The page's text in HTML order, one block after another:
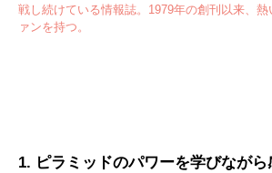
戦し続けている情報誌。1979年の創刊以来、熱
ァンを持つ。
1. ピラミッドのパワーを学びながら